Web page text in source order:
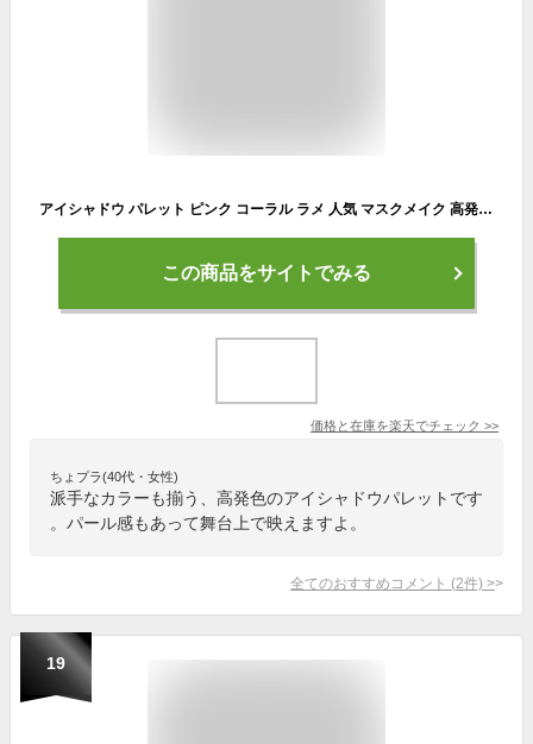
アイシャドウ パレット ピンク コーラル ラメ 人気 マスクメイク 高発色 高密着 ベース プチプラ 優秀 パウダーアイシャドー リッチな質感 上品な輝き 微細パール 大粒ラメ 艶感 透明感 Bonneil ボヌール 送料無料 ポスト投函 ネコポス
この商品をサイトでみる
価格と在庫を楽天でチェック >>
ちょプラ(40代・女性)
派手なカラーも揃う、高発色のアイシャドウパレットです
。パール感もあって舞台上で映えますよ。
全てのおすすめコメント (2件) >
19